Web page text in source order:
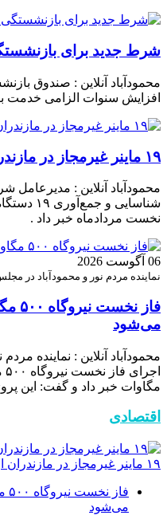
شرط جدید برای
محمودآباد آنلاین : صندوق
افزایش سنوات الزامی خدمت
۱۹ ماینر غیرمجاز در مازندران از مدار خارج شد
محمودآباد آنلاین : مدیرعامل
شناسایی
نخست مردادماه خبر داد .
06 آگوست 2026
نماینده مردم نور و محمودآباد در
فاز
می‌شود
محمودآباد آنلاین : نماینده
مگاوات خبر داد و گفت: این
اقتصادی
۱۹ ماینر غیرمجاز در مازندران از مدار خارج شد
می‌شود